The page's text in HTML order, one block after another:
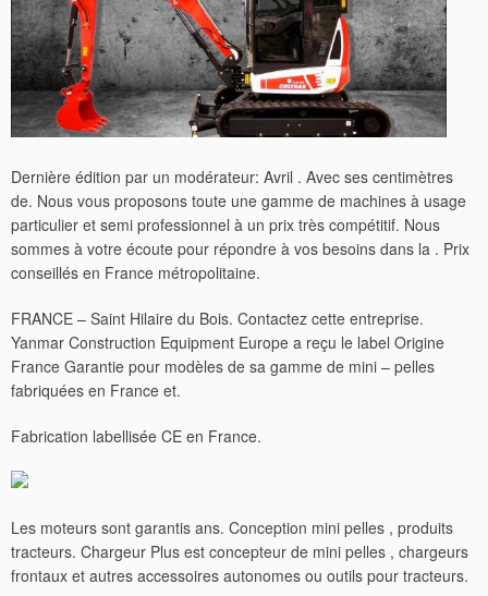
Dernière édition par un modérateur: Avril . Avec ses centimètres
de. Nous vous proposons toute une gamme de machines à usage
particulier et semi professionnel à un prix très compétitif. Nous
sommes à votre écoute pour répondre à vos besoins dans la . Prix
conseillés en France métropolitaine.
FRANCE – Saint Hilaire du Bois. Contactez cette entreprise.
Yanmar Construction Equipment Europe a reçu le label Origine
France Garantie pour modèles de sa gamme de mini – pelles
fabriquées en France et.
Fabrication labellisée CE en France.
Les moteurs sont garantis ans. Conception mini pelles , produits
tracteurs. Chargeur Plus est concepteur de mini pelles , chargeurs
frontaux et autres accessoires autonomes ou outils pour tracteurs.